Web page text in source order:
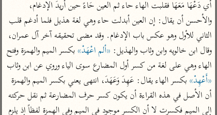
جمع الأقوال
تفسير ابن الجوزي
تفسير الماوردي
منتقاة
تفسير ابن القيم
تفسير ابن تيمية
تفسير الرازي
أخرى
أضواء البيان
نظم الدرر للبقاعي
تفسير ابن عثيمين
مركَّزة العبارة
تفسير الجلالين
جامع البيان للإيجي
تفسير البيضاوي
وقال ابن خالويه وابن وثاب والهذيل: «ألم اعْهَدْ»
الهاء وهي على لغة من كسر أول المضارع سوى الياء وروي عن ابن وثاب
«أَعْهِدْ»